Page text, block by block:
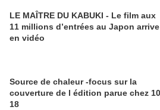
LE MAÎTRE DU KABUKI - Le film aux
11 millions d’entrées au Japon arrive
en vidéo
Source de chaleur -focus sur la
couverture de l édition parue chez 10-
18